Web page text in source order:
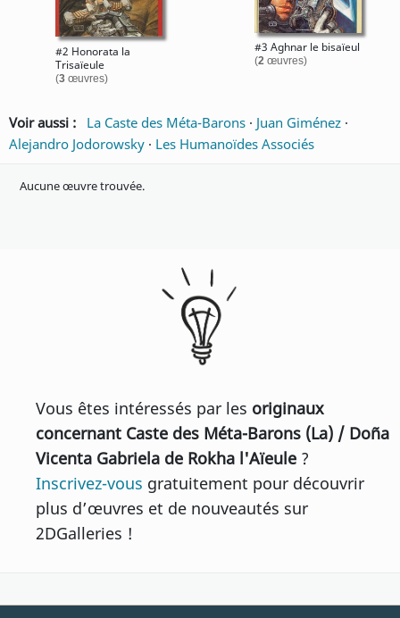
#2 Honorata la
Trisaïeule
(3œuvres)
#3 Aghnar le bisaïeul
(2 œuvres)
Voir aussi : La Caste des Méta-Barons · Juan Giménez ·
Alejandro Jodorowsky · Les Humanoïdes Associés
Aucune œuvre trouvée.
Vous êtes intéressés par les originaux
concernant Caste des Méta-Barons (La) / Doña
Vicenta Gabriela de Rokha l'Aïeule ?
Inscrivez-vous gratuitement pour découvrir
plus d’œuvres et de nouveautés sur
2DGalleries !